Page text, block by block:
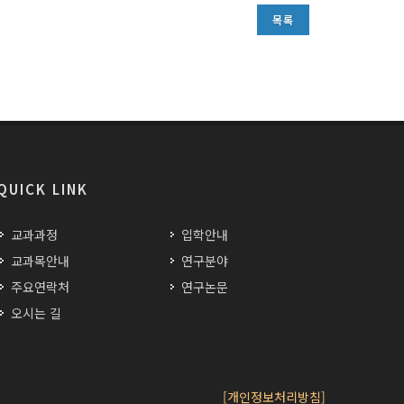
목록
LINK
교과과정
교과목안내
주요연락처
오시는 길
입학안내
연구분야
연구논문
[개인정보처리방침]